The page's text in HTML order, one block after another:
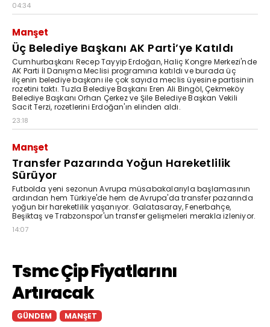
04:34
Manşet
Üç Belediye Başkanı AK Parti’ye Katıldı
Cumhurbaşkanı Recep Tayyip Erdoğan, Haliç Kongre Merkezi'nde
AK Parti İl Danışma Meclisi programına katıldı ve burada üç
ilçenin belediye başkanı ile çok sayıda meclis üyesine partisinin
rozetini taktı. Tuzla Belediye Başkanı Eren Ali Bingöl, Çekmeköy
Belediye Başkanı Orhan Çerkez ve Şile Belediye Başkan Vekili
Sacit Terzi, rozetlerini Erdoğan'ın elinden aldı.
23:18
Manşet
Transfer Pazarında Yoğun Hareketlilik
Sürüyor
Futbolda yeni sezonun Avrupa müsabakalarıyla başlamasının
ardından hem Türkiye'de hem de Avrupa'da transfer pazarında
yoğun bir hareketlilik yaşanıyor. Galatasaray, Fenerbahçe,
Beşiktaş ve Trabzonspor'un transfer gelişmeleri merakla izleniyor.
14:07